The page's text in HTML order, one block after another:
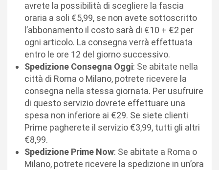
avrete la possibilità di scegliere la fascia
oraria a soli €5,99, se non avete sottoscritto
l’abbonamento il costo sarà di €10 + €2 per
ogni articolo. La consegna verrà effettuata
entro le ore 12 del giorno successivo.
Spedizione Consegna Oggi: Se abitate nella
città di Roma o Milano, potrete ricevere la
consegna nella stessa giornata. Per usufruire
di questo servizio dovrete effettuare una
spesa non inferiore ai €29. Se siete clienti
Prime pagherete il servizio €3,99, tutti gli altri
€8,99.
Spedizione Prime Now: Se abitate a Roma o
Milano, potrete ricevere la spedizione in un’ora